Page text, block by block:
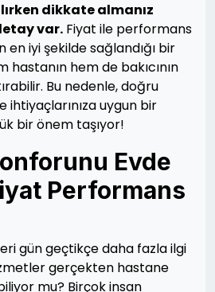
dikkate almanız
var. Fiyat ile performans
en iyi şekilde sağlandığı bir
hastanın hem de bakıcının
Bu nedenle, doğru
uygun bir
bir önem taşıyor!
Evde
Performans
gün geçtikçe daha fazla ilgi
gerçekten hastane
mu? Birçok insan